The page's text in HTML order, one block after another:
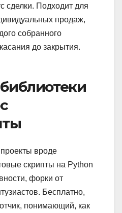
сделки. Подходит для
продаж,
собранного
до закрытия.
вроде
скрипты на Python
форки от
Бесплатно,
понимающий, как